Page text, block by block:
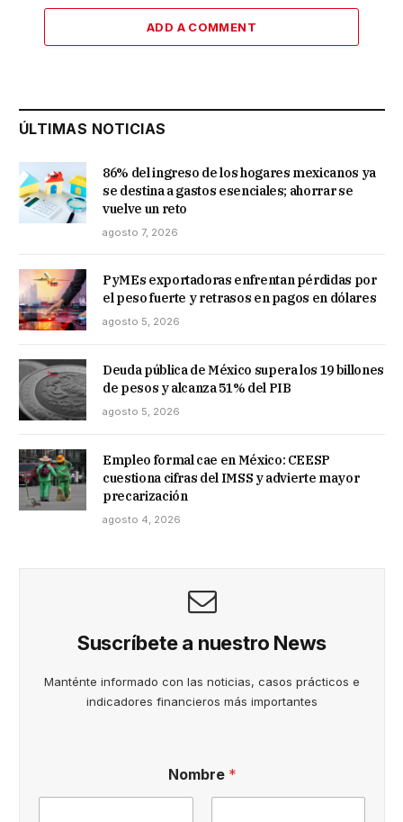
ADD A COMMENT
ÚLTIMAS NOTICIAS
86% del ingreso de los hogares mexicanos ya
se destina a gastos esenciales; ahorrar se
vuelve un reto
agosto 7, 2026
PyMEs exportadoras enfrentan pérdidas por
el peso fuerte y retrasos en pagos en dólares
agosto 5, 2026
Deuda pública de México supera los 19 billones
de pesos y alcanza 51% del PIB
agosto 5, 2026
Empleo formal cae en México: CEESP
cuestiona cifras del IMSS y advierte mayor
precarización
agosto 4, 2026
Suscríbete a nuestro News
Manténte informado con las noticias, casos prácticos e
indicadores financieros más importantes
o
m
Nombre *